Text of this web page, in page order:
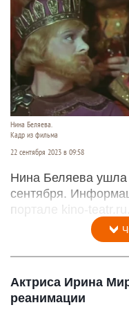
Нина Беляева.
Кадр из фильма
22 сентября 2023 в 09:58
Нина Беляева ушла
сентября.
портале kino-teatr.ru.
Актриса Ирина
реанимации